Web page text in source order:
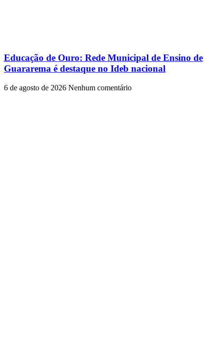
Educação de Ouro: Rede Municipal de Ensino de
Guararema é destaque no Ideb nacional
6 de agosto de 2026 Nenhum comentário